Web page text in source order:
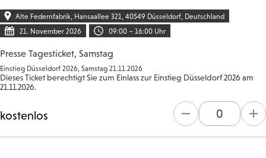
Alte Federnfabrik, Hansaallee 321, 40549 Düsseldorf, Deutschland
21. November 2026
09:00 – 16:00 Uhr
Presse Tagesticket, Samstag
Einstieg Düsseldorf 2026, Samstag 21.11.2026
Dieses Ticket berechtigt Sie zum Einlass zur Einstieg Düsseldorf 2026 am
21.11.2026.
kostenlos